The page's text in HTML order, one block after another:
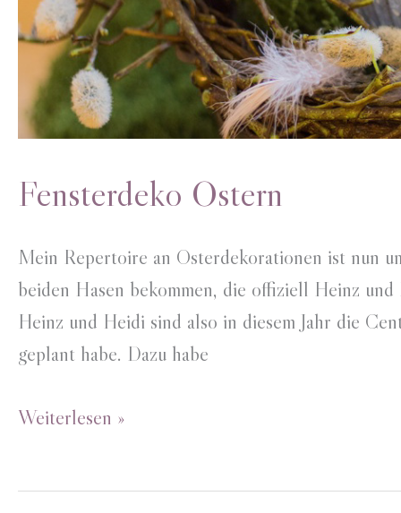
Fensterdeko Ostern
Mein Repertoire an Osterdekorationen ist nun
beiden Hasen bekommen, die offiziell Heinz
Heinz und Heidi sind also in diesem Jahr die
geplant habe. Dazu habe
Fensterdeko
Weiterlesen »